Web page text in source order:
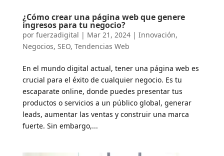
¿Cómo crear una página web que genere
ingresos para tu negocio?
por fuerzadigital | Mar 21, 2024| Innovación,
Negocios, SEO, Tendencias Web
En el mundo digital actual, tener una página web es
crucial para el éxito de cualquier negocio. Es tu
escaparate online, donde puedes presentar tus
productos o servicios a un público global, generar
leads, aumentar las ventas y construir una marca
fuerte. Sin embargo,...